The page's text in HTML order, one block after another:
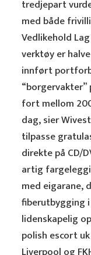
tredjepart
med både
Vedlikehold
verktøy er
innført
fort mellom
dag, sier
tilpasse
direkte på CD/
artig
med eigarane,
fiberutbygging
lidenskapelig
polish escort